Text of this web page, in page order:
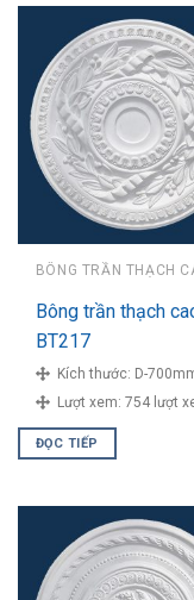
BÔNG TRẦN THẠCH
Bông trần thạch
BT217
Kích thước: D-
Lượt xem: 754 lượt
ĐỌC TIẾP